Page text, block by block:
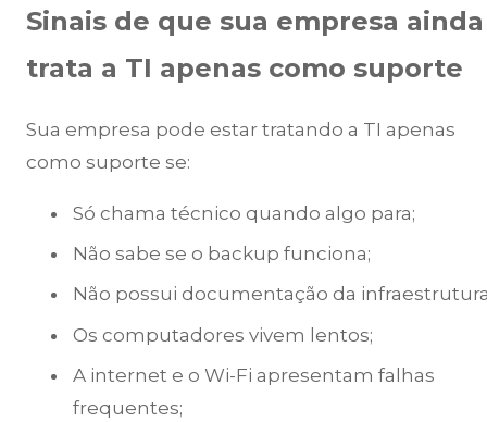
Sinais de que sua empresa ainda
trata a TI apenas como suporte
Sua empresa pode estar tratando a TI apenas
como suporte se:
Só chama técnico quando algo para;
Não sabe se o backup funciona;
Não possui documentação da
Os computadores vivem lentos;
A internet e o Wi-Fi apresentam falhas
frequentes;